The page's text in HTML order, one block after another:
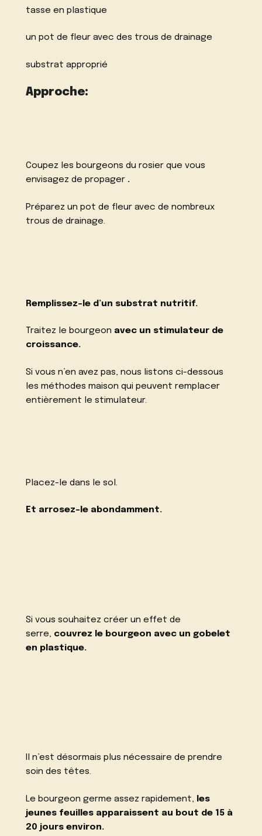
tasse en plastique
un pot de fleur avec des trous de drainage
substrat approprié
Approche:
Coupez les bourgeons du rosier que vous
envisagez de propager .
Préparez un pot de fleur avec de nombreux
trous de drainage.
Remplissez-le d’un substrat nutritif.
Traitez le bourgeon avec un stimulateur de
croissance.
Si vous n’en avez pas, nous listons ci-dessous
les méthodes maison qui peuvent remplacer
entièrement le stimulateur.
Placez-le dans le sol.
Et arrosez-le abondamment.
Si vous souhaitez créer un effet de
serre, couvrez le bourgeon avec un gobelet
en plastique.
Il n’est désormais plus nécessaire de prendre
soin des têtes.
Le bourgeon germe assez rapidement, les
jeunes feuilles apparaissent au bout de 15 à
20 jours environ.